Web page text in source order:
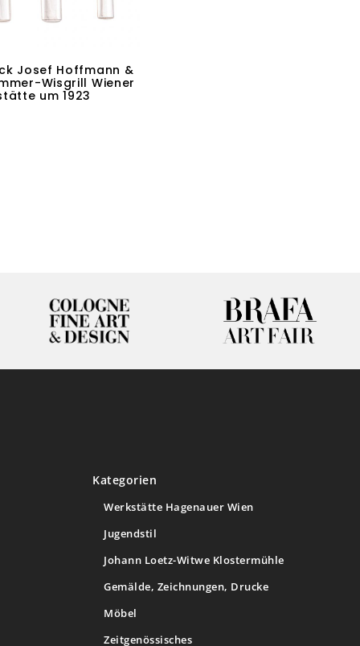
Josef Hoffmann &
Wisgrill Wiener
um 1923
Kategorien
Werkstätte Hagenauer Wien
Jugendstil
Johann Loetz-Witwe Klostermühle
Gemälde, Zeichnungen, Drucke
Möbel
Zeitgenössisches